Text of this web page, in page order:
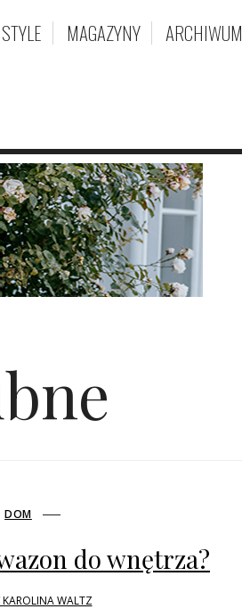
MAGAZYNY ARCHIWUM
DOM
do wnętrza?
KAROLINA WALTZ